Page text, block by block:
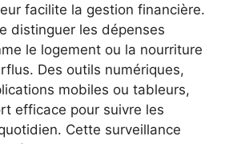
facilite la gestion financière.
distinguer les dépenses
le logement ou la nourriture
Des outils numériques,
mobiles ou tableurs,
efficace pour suivre les
Cette surveillance